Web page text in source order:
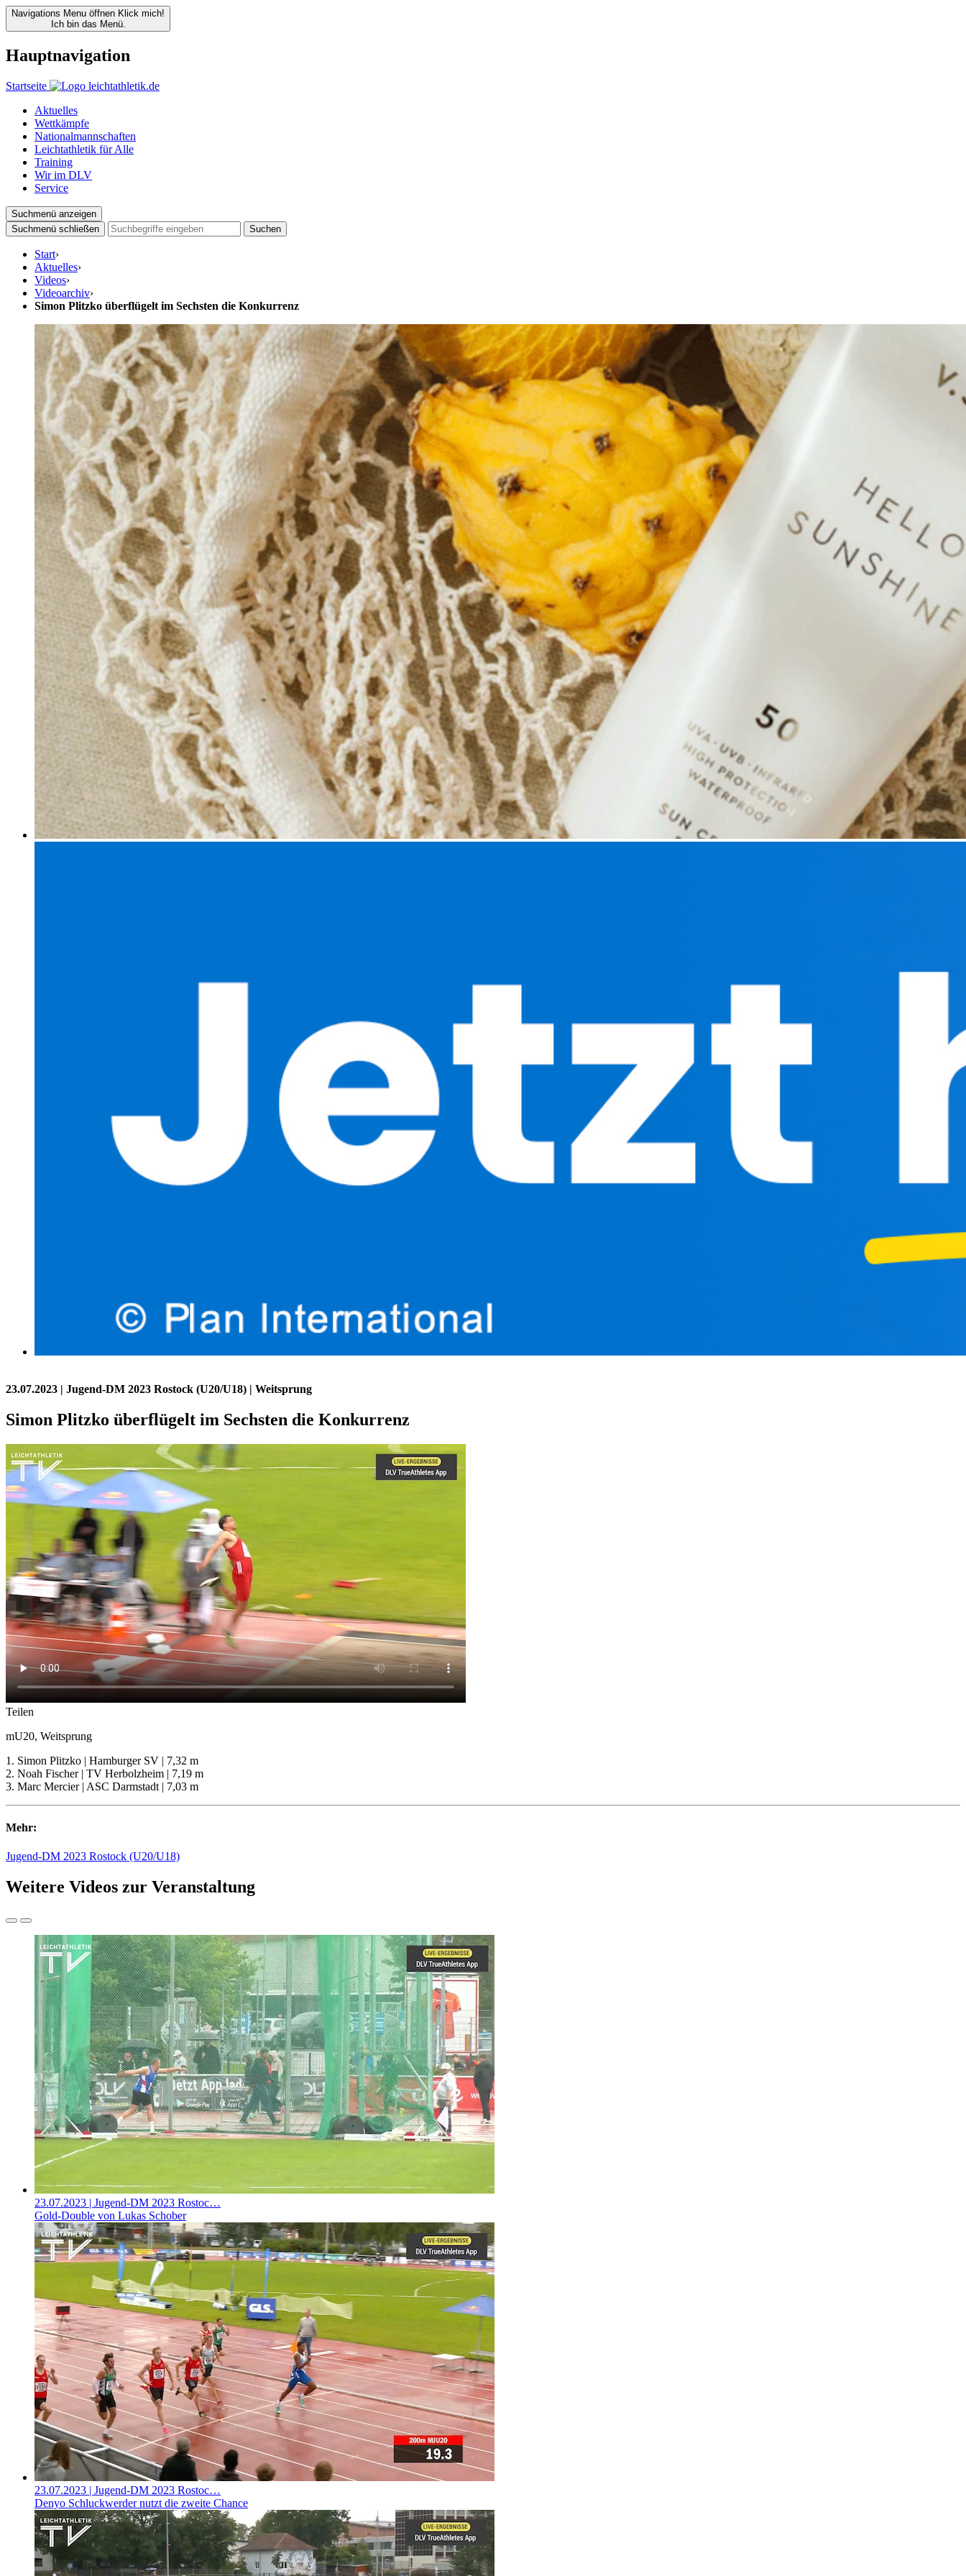
Navigations Menu öffnen Klick mich!
Ich bin das Menü.
Hauptnavigation
Startseite
Aktuelles
Wettkämpfe
Nationalmannschaften
Leichtathletik für Alle
Training
Wir im DLV
Service
Suchmenü anzeigen
Suchmenü schließen
Suchen
Start›
Aktuelles›
Videos›
Videoarchiv›
Simon Plitzko überflügelt im Sechsten die Konkurrenz
23.07.2023 | Jugend-DM 2023 Rostock (U20/U18) | Weitsprung
Simon Plitzko überflügelt im Sechsten die Konkurrenz
Teilen
mU20, Weitsprung
1. Simon Plitzko | Hamburger SV | 7,32 m
2. Noah Fischer | TV Herbolzheim | 7,19 m
3. Marc Mercier | ASC Darmstadt | 7,03 m
Mehr:
Jugend-DM 2023 Rostock (U20/U18)
Weitere Videos zur Veranstaltung
23.07.2023 | Jugend-DM 2023 Rostoc…
Gold-Double von Lukas Schober
23.07.2023 | Jugend-DM 2023 Rostoc…
Denyo Schluckwerder nutzt die zweite Chance